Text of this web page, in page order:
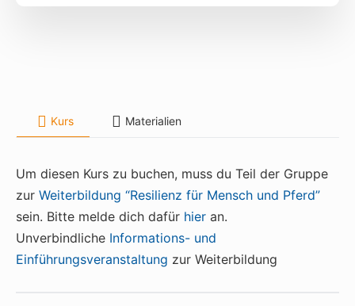
Kurs Materialien
Um diesen Kurs zu buchen, muss du Teil der Gruppe
zur Weiterbildung “Resilienz für Mensch und Pferd”
sein. Bitte melde dich dafür hier an.
Unverbindliche Informations- und
Einführungsveranstaltung zur Weiterbildung